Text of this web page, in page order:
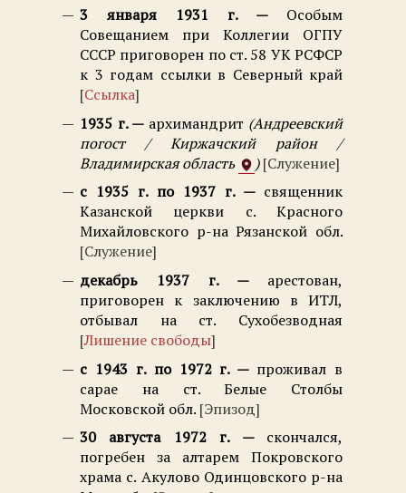
3 января 1931 г.
Особым
Совещанием при Коллегии ОГПУ
СССР приговорен по ст. 58 УК РСФСР
к 3 годам ссылки в Северный край
Ссылка
1935 г.
архимандрит Андреевский
погост / Киржачский район /
Владимирская область
Служение
с 1935 г. по 1937 г.
священник
Казанской церкви с. Красного
Михайловского р-на Рязанской обл.
Служение
декабрь 1937 г.
арестован,
приговорен к заключению в ИТЛ,
отбывал на ст. Сухобезводная
Лишение свободы
с 1943 г. по 1972 г.
проживал в
сарае на ст. Белые Столбы
Московской обл. Эпизод
30 августа 1972 г.
скончался,
погребен за алтарем Покровского
храма с. Акулово Одинцовского р-на